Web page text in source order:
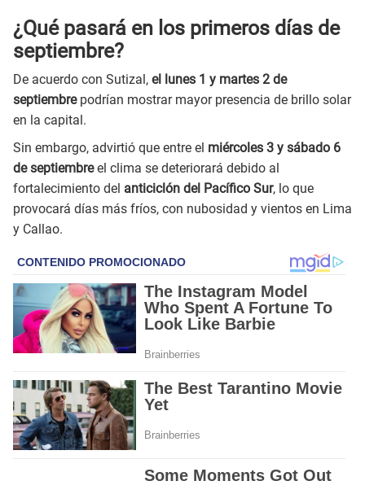
¿Qué pasará en los primeros días de
septiembre?
De acuerdo con Sutizal, el lunes 1 y martes 2 de
septiembrepodrían mostrar mayor presencia de brillo solar
en la capital.
Sin embargo, advirtió que entre el miércoles 3 y sábado 6
de septiembreel clima se deteriorará debido al
fortalecimiento del anticiclón del Pacífico Sur, lo que
provocará días más fríos, con nubosidad y vientos en Lima
y Callao.